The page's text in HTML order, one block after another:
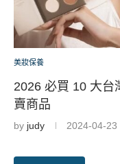
美妝保養
2026 必買 10 大台
賣商品
by judy 2024-04-23